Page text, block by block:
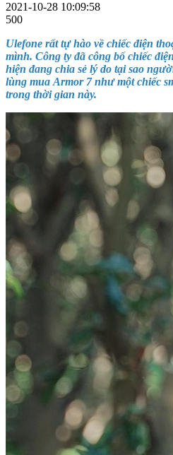
2021-10-28 10:09:58
500
Ulefone rất tự hào về chiếc điện
mình. Công ty đã công bố chiếc
hiện đang chia sẻ lý do tại sao
lùng mua Armor 7 như một chiếc
trong thời gian này.